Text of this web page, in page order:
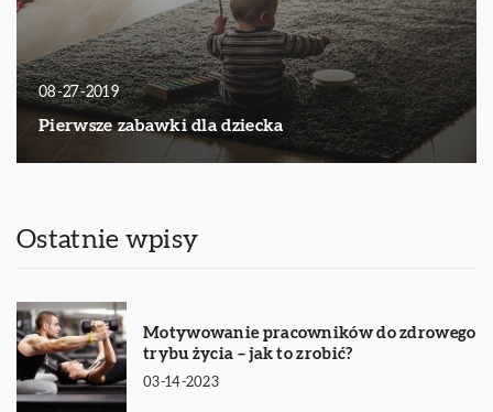
08-27-2019
Pierwsze zabawki dla dziecka
Ostatnie wpisy
Motywowanie pracowników do zdrowego
trybu życia – jak to zrobić?
03-14-2023